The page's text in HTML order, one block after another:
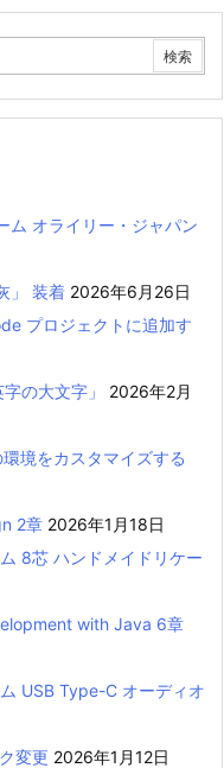
ム オライリー・ジャパン
」 装着 2026年6月26日
プロジェクトに追加す
の大文字」
2026年2月
境をカスタマイズする
2章 2026年1月18日
8芯 ハンドメイドリケー
with Java 6章
USB Type-C オーディオ
変更 2026年1月12日